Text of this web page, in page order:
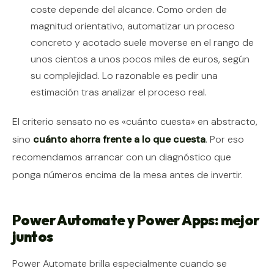
coste depende del alcance. Como orden de
magnitud orientativo, automatizar un proceso
concreto y acotado suele moverse en el rango de
unos cientos a unos pocos miles de euros, según
su complejidad. Lo razonable es pedir una
estimación tras analizar el proceso real.
El criterio sensato no es «cuánto cuesta» en abstracto,
sino cuánto ahorra frente a lo que cuesta. Por eso
recomendamos arrancar con un diagnóstico que
ponga números encima de la mesa antes de invertir.
Power Automate y Power Apps: mejor
juntos
Power Automate brilla especialmente cuando se